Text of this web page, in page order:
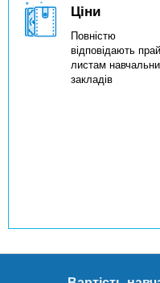
Ціни
Повністю
відповідають
листам
закладів